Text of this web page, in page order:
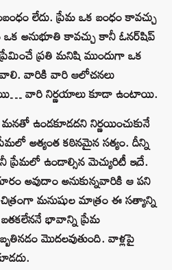
లేదు. ప్రేమ ఒక బంధం కావచ్చు
అనుభూతి కావచ్చు కానీ ఓనర్‌షిప్‌
ప్రతి మనిషి ముందుగా ఒక
వారికి వారి ఆలోచనలు
వారి నిర్ణయాలు కూడా ఉంటాయి.
ఉండకూడదని నిర్ణయించుకునే
అత్యంత కఠినమైన సత్యం. దీన్ని
ప్రేమలో ఉండాల్సిన మెచ్యురిటీ ఇదే.
అవుదాం అనుకున్నవారికి ఆ పని
మనుషుల మాత్రం ఈ సత్యాన్ని
భావాన్ని ప్రేమ
మొదలవుతుంది. వాళ్లపై